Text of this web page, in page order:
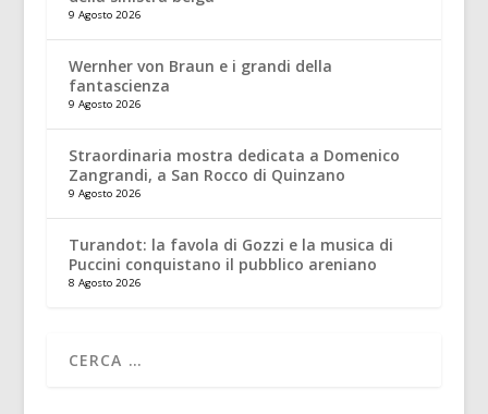
9 Agosto 2026
Wernher von Braun e i grandi della
fantascienza
9 Agosto 2026
Straordinaria mostra dedicata a Domenico
Zangrandi, a San Rocco di Quinzano
9 Agosto 2026
Turandot: la favola di Gozzi e la musica di
Puccini conquistano il pubblico areniano
8 Agosto 2026